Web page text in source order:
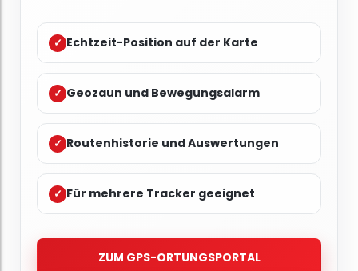
✓ Echtzeit-Position auf der Karte
✓ Geozaun und Bewegungsalarm
✓ Routenhistorie und Auswertungen
✓ Für mehrere Tracker geeignet
ZUM GPS-ORTUNGSPORTAL